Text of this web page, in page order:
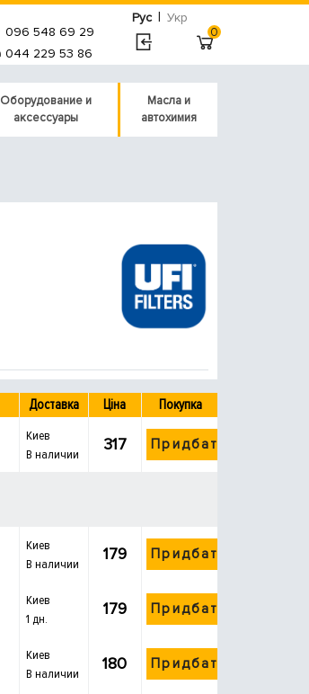
Рус | Укр
096 548 69 29
044 229 53 86
0
Оборудование и
аксессуары
Масла и
автохимия
Доставка Ціна Покупка
Киев
В наличии
317 Придбати
Киев
В наличии
179 Придбати
Киев
1 дн.
179 Придбати
Киев
В наличии
180 Придбати